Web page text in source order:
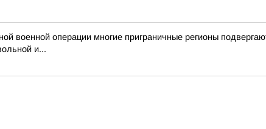
операции многие приграничные регионы
и...